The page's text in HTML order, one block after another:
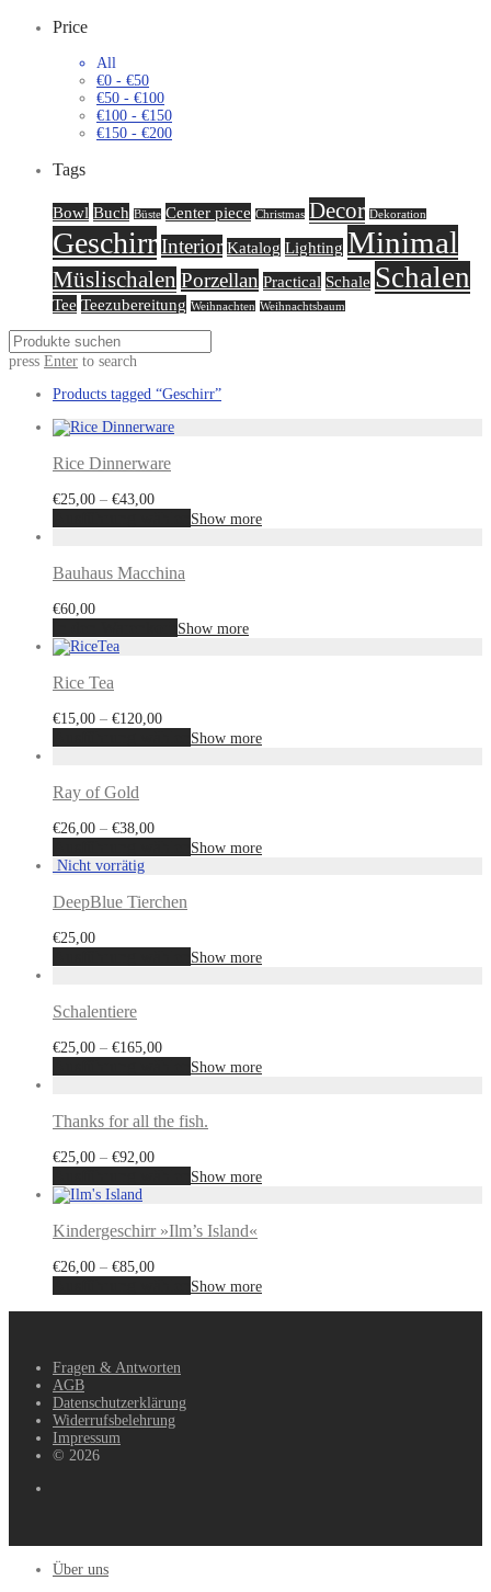
Price
All
€0 - €50
€50 - €100
€100 - €150
€150 - €200
Tags
Bowl Buch Büste Center piece Christmas Decor Dekoration
GeschirrInterior Katalog Lighting Minimal
Müslischalen Porzellan Practical Schale Schalen
Tee Teezubereitung Weihnachten Weihnachtsbaum
press Enter to search
Products tagged “Geschirr”
Rice Dinnerware
€25,00 – €43,00
Show more
Bauhaus Macchina
€60,00
Show more
Rice Tea
€15,00 – €120,00
Show more
Ray of Gold
€26,00 – €38,00
Show more
DeepBlue Tierchen
€25,00
Show more
Schalentiere
€25,00 – €165,00
Show more
Thanks for all the fish.
€25,00 – €92,00
Show more
Kindergeschirr »Ilm’s Island«
€26,00 – €85,00
Show more
Fragen & Antworten
AGB
Datenschutzerklärung
Widerrufsbelehrung
Impressum
© 2026
Über uns